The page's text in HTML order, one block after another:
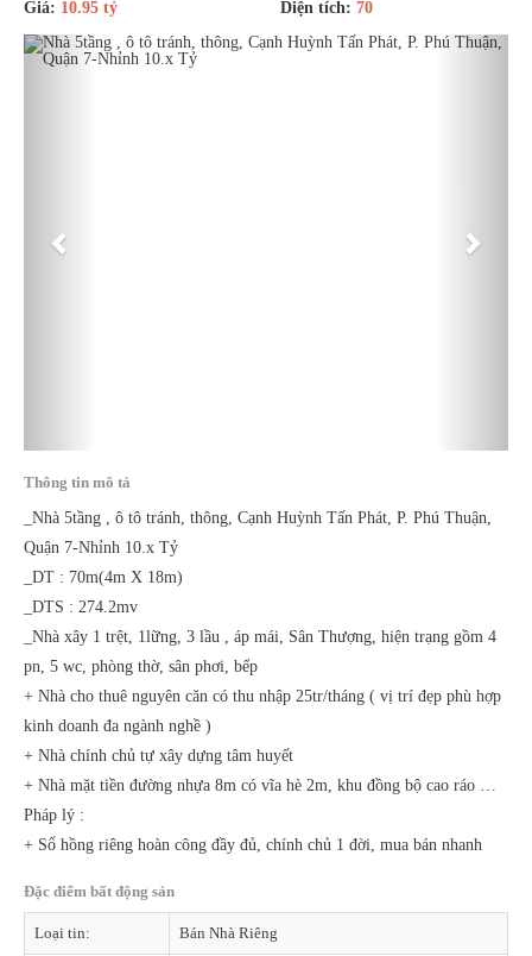
Giá: 10.95 tỷ Diện tích: 70
Previous Next
Thông tin mô tả
_Nhà 5tầng , ô tô tránh, thông, Cạnh Huỳnh Tấn Phát, P. Phú Thuận,
Quận 7-Nhỉnh 10.x Tỷ
_DT : 70m(4m X 18m)
_DTS : 274.2mv
_Nhà xây 1 trệt, 1lững, 3 lầu , áp mái, Sân Thượng, hiện trạng gồm 4
pn, 5 wc, phòng thờ, sân phơi, bếp
+ Nhà cho thuê nguyên căn có thu nhập 25tr/tháng ( vị trí đẹp phù hợp
kinh doanh đa ngành nghề )
+ Nhà chính chủ tự xây dựng tâm huyết
+ Nhà mặt tiền đường nhựa 8m có vĩa hè 2m, khu đồng bộ cao ráo …
Pháp lý :
+ Sổ hồng riêng hoàn công đầy đủ, chính chủ 1 đời, mua bán nhanh
Đặc điểm bất động sản
Loại tin: Bán Nhà Riêng